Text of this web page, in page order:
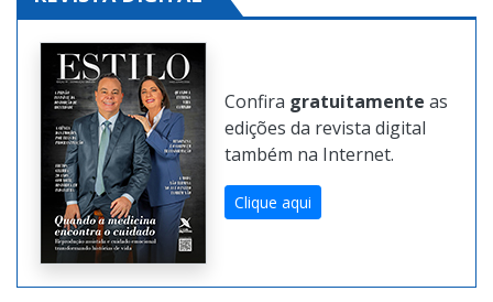
REVISTA DIGITAL
edições da revista digital
também na Internet.